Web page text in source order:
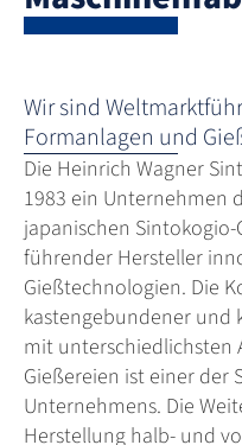
Wir sind
Formanlagen und
Die Heinrich Wagner
1983 ein Unternehmen
japanischen
führender Hersteller
Gießtechnologien. Die
kastengebundener und
mit unterschiedlichsten
Gießereien ist einer der
Unternehmens. Die
Herstellung halb- und